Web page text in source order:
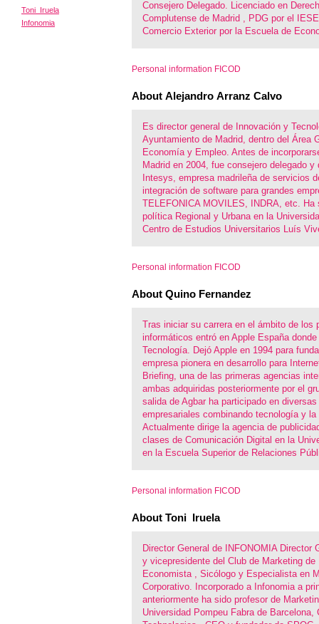
Toni Iruela
Infonomia
Consejero Delegado. Licenciado en
Complutense de Madrid , PDG por el
Comercio Exterior por la Escuela de
Personal information FICOD
About Alejandro Arranz Calvo
Es director general de Innovación y
Ayuntamiento de Madrid, dentro del Área
Economía y Empleo. Antes de
Madrid en 2004, fue consejero delegado y
Intesys, empresa madrileña de servicios
integración de software para grandes
TELEFONICA MOVILES, INDRA, etc. Ha
política Regional y Urbana en la
Centro de Estudios Universitarios Luís
Personal information FICOD
About Quino Fernandez
Tras iniciar su carrera en el ámbito de los
informáticos entró en Apple España
Tecnología. Dejó Apple en 1994 para
empresa pionera en desarrollo para
Briefing, una de las primeras agencias
ambas adquiridas posteriormente por el
salida de Agbar ha participado en
empresariales combinando tecnología y
Actualmente dirige la agencia de
clases de Comunicación Digital en la
en la Escuela Superior de Relaciones
Personal information FICOD
About Toni Iruela
Director General de INFONOMIA Director
y vicepresidente del Club de Marketing de
Economista , Sicólogo y Especialista en
Corporativo. Incorporado a Infonomia a
anteriormente ha sido profesor de
Universidad Pompeu Fabra de Barcelona,